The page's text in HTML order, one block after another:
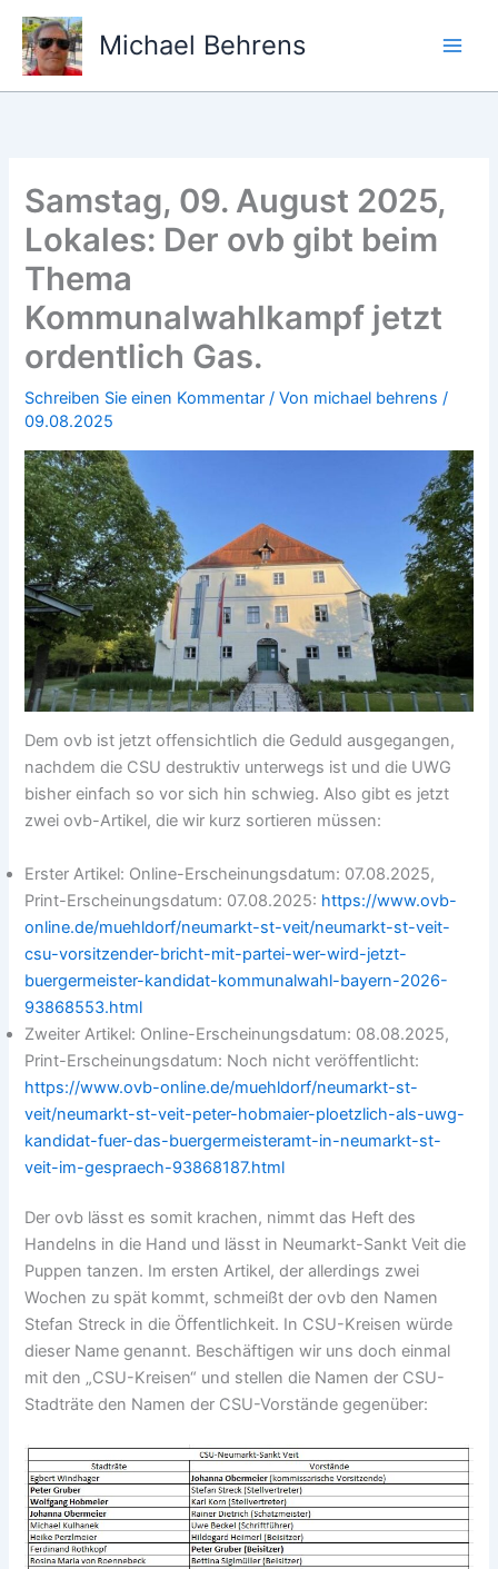
Zum
Inhalt
springen
Michael Behrens
Samstag, 09. August 2025,
Lokales: Der ovb gibt beim
Thema
Kommunalwahlkampf jetzt
ordentlich Gas.
Schreiben Sie einen Kommentar / Von michael behrens/
09.08.2025
Dem ovb ist jetzt offensichtlich die Geduld ausgegangen,
nachdem die CSU destruktiv unterwegs ist und die UWG
bisher einfach so vor sich hin schwieg. Also gibt es jetzt
zwei ovb-Artikel, die wir kurz sortieren müssen:
Erster Artikel: Online-Erscheinungsdatum: 07.08.2025,
Print-Erscheinungsdatum: 07.08.2025: https://www.ovb-
online.de/muehldorf/neumarkt-st-veit/neumarkt-st-veit-
csu-vorsitzender-bricht-mit-partei-wer-wird-jetzt-
buergermeister-kandidat-kommunalwahl-bayern-2026-
93868553.html
Zweiter Artikel: Online-Erscheinungsdatum: 08.08.2025,
Print-Erscheinungsdatum: Noch nicht veröffentlicht:
https://www.ovb-online.de/muehldorf/neumarkt-st-
veit/neumarkt-st-veit-peter-hobmaier-ploetzlich-als-uwg-
kandidat-fuer-das-buergermeisteramt-in-neumarkt-st-
veit-im-gespraech-93868187.html
Der ovb lässt es somit krachen, nimmt das Heft des
Handelns in die Hand und lässt in Neumarkt-Sankt Veit die
Puppen tanzen. Im ersten Artikel, der allerdings zwei
Wochen zu spät kommt, schmeißt der ovb den Namen
Stefan Streck in die Öffentlichkeit. In CSU-Kreisen würde
dieser Name genannt. Beschäftigen wir uns doch einmal
mit den „CSU-Kreisen“ und stellen die Namen der CSU-
Stadträte den Namen der CSU-Vorstände gegenüber: